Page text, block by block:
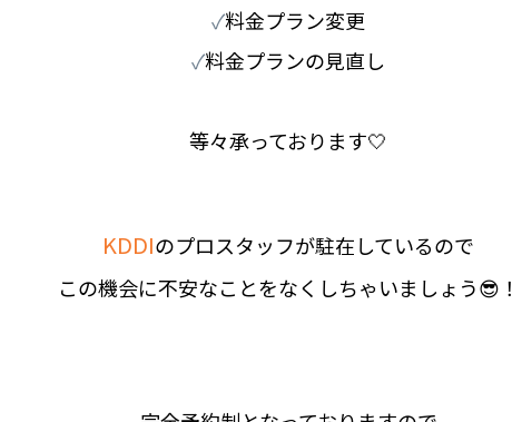
✓料金プラン変更
✓料金プランの見直し
等々承っております🤍
KDDIのプロスタッフが駐在しているので
この機会に不安なことをなくしちゃいましょう😎！